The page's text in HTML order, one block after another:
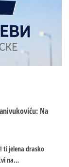
Na
ti jelena drasko
na…